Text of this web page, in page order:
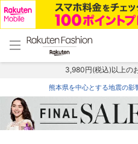
menu home
トップ
3,980円(税込)以上の
熊本県を中心とする地震の